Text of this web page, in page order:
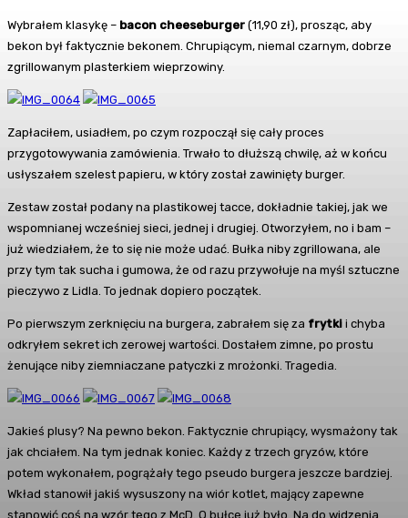
Wybrałem klasykę – bacon cheeseburger (11,90 zł), prosząc, aby
bekon był faktycznie bekonem. Chrupiącym, niemal czarnym, dobrze
zgrillowanym plasterkiem wieprzowiny.
Zapłaciłem, usiadłem, po czym rozpoczął się cały proces
przygotowywania zamówienia. Trwało to dłuższą chwilę, aż w końcu
usłyszałem szelest papieru, w który został zawinięty burger.
Zestaw został podany na plastikowej tacce, dokładnie takiej, jak we
wspomnianej wcześniej sieci, jednej i drugiej. Otworzyłem, no i bam –
już wiedziałem, że to się nie może udać. Bułka niby zgrillowana, ale
przy tym tak sucha i gumowa, że od razu przywołuje na myśl sztuczne
pieczywo z Lidla. To jednak dopiero początek.
Po pierwszym zerknięciu na burgera, zabrałem się za frytki i chyba
odkryłem sekret ich zerowej wartości. Dostałem zimne, po prostu
żenujące niby ziemniaczane patyczki z mrożonki. Tragedia.
Jakieś plusy? Na pewno bekon. Faktycznie chrupiący, wysmażony tak
jak chciałem. Na tym jednak koniec. Każdy z trzech gryzów, które
potem wykonałem, pogrążały tego pseudo burgera jeszcze bardziej.
Wkład stanowił jakiś wysuszony na wiór kotlet, mający zapewne
stanowić coś na wzór tego z McD. O bułce już było. Na do widzenia